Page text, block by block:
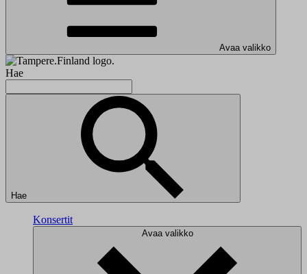
Avaa valikko
Hae
Hae
Konsertit
Avaa valikko